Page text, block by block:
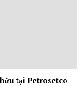
tại Petrosetco